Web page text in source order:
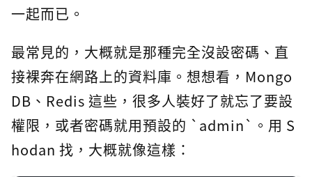
一起而已。
最常見的，大概就是那種完全沒設密碼、直
接裸奔在網路上的資料庫。想想看，Mongo
DB、Redis 這些，很多人裝好了就忘了要設
權限，或者密碼就用預設的 `admin`。用 S
hodan 找，大概就像這樣：